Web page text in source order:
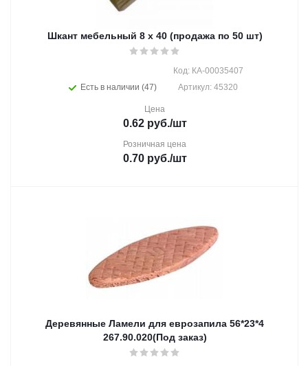
Шкант мебельный 8 х 40 (продажа по 50 шт)
Есть в наличии (47)
Код: КА-00035407
Артикул: 45320
Цена
0.62руб./шт
Розничная цена
0.70руб./шт
Деревянные Ламели для еврозапила 56*23*4
267.90.020(Под заказ)